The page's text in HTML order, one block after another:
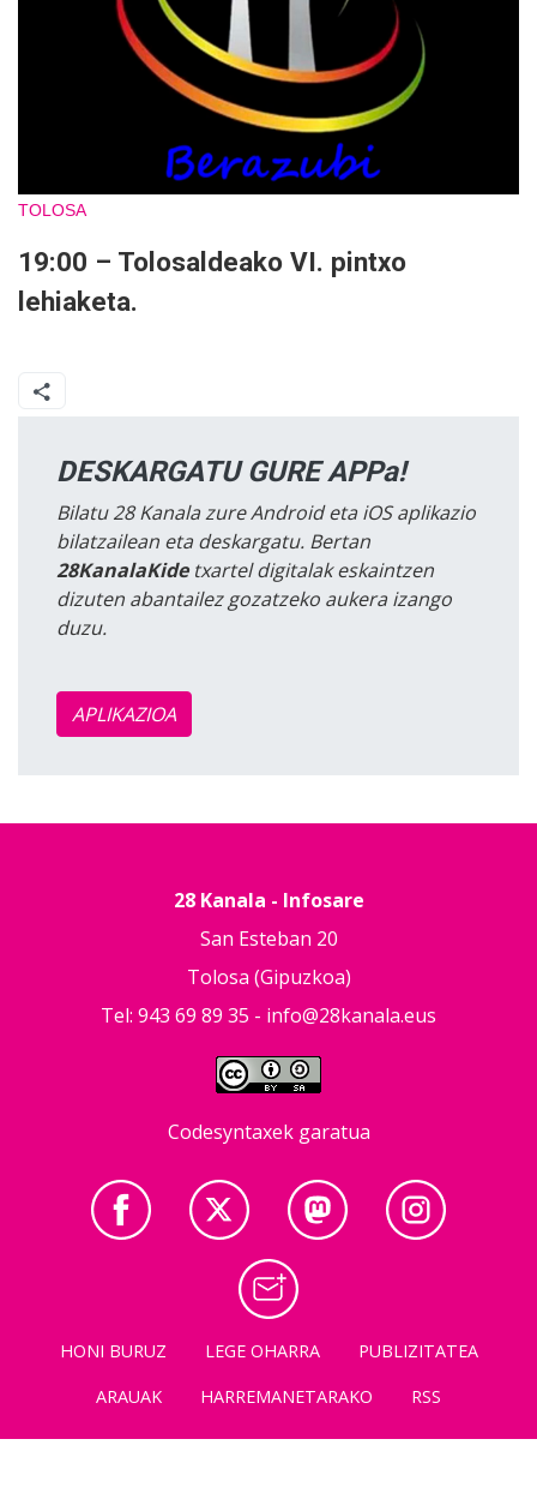
TOLOSA
19:00 – Tolosaldeako VI. pintxo
lehiaketa.
DESKARGATU GURE APPa!
Bilatu 28 Kanala zure Android eta iOS aplikazio
bilatzailean eta deskargatu. Bertan
28KanalaKidetxartel digitalak eskaintzen
dizuten abantailez gozatzeko aukera izango
duzu.
APLIKAZIOA
28 Kanala - Infosare
San Esteban 20
Tolosa (Gipuzkoa)
Tel: 943 69 89 35 - info@28kanala.eus
Codesyntaxek garatua
HONI BURUZ LEGE OHARRA
PUBLIZITATEA
ARAUAK
HARREMANETARAKO RSS